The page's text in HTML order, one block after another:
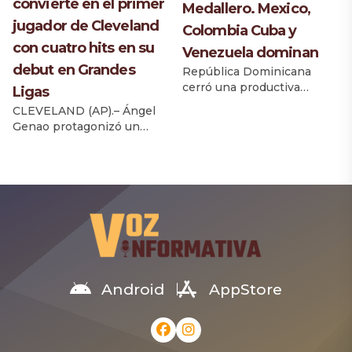
dominio […]
convierte en el primer
jugador de Cleveland
con cuatro hits en su
debut en Grandes
Ligas
CLEVELAND (AP).– Ángel
Genao protagonizó un
prospecto bateó de 5-4,
con cuatro sencillos y una
carrera impulsada,
primer jugador en los 125
Medallero. Mexico,
Colombia Cuba y
Venezuela dominan
República Dominicana
cerró una productiva
de oro, tres de plata y dos
cosecha quisqueyana, que
permitió al país escalar al
medallero con […]
Android AppStore